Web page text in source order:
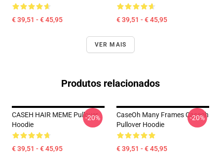
€ 39,51 - € 45,95 € 39,51 - € 45,95
VER MAIS
Produtos relacionados
CASEH HAIR MEME Pullover
Hoodie
€ 39,51 - € 45,95
-20%
CaseOh Many Frames Caseoh
Pullover Hoodie
€ 39,51 - € 45,95
-20%